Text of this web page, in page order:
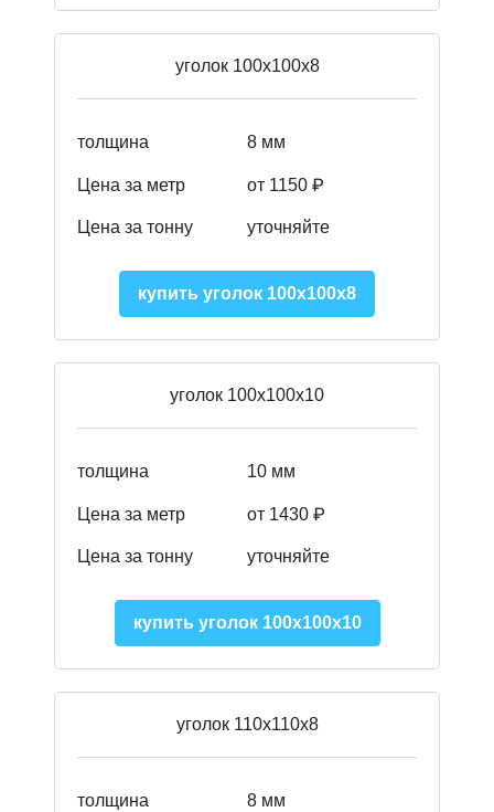
уголок 100х100х8
толщина 8 мм
Цена за метр от 1150 ₽
Цена за тонну уточняйте
купить уголок 100х100х8
уголок 100х100х10
толщина 10 мм
Цена за метр от 1430 ₽
Цена за тонну уточняйте
купить уголок 100х100х10
уголок 110х110х8
толщина 8 мм